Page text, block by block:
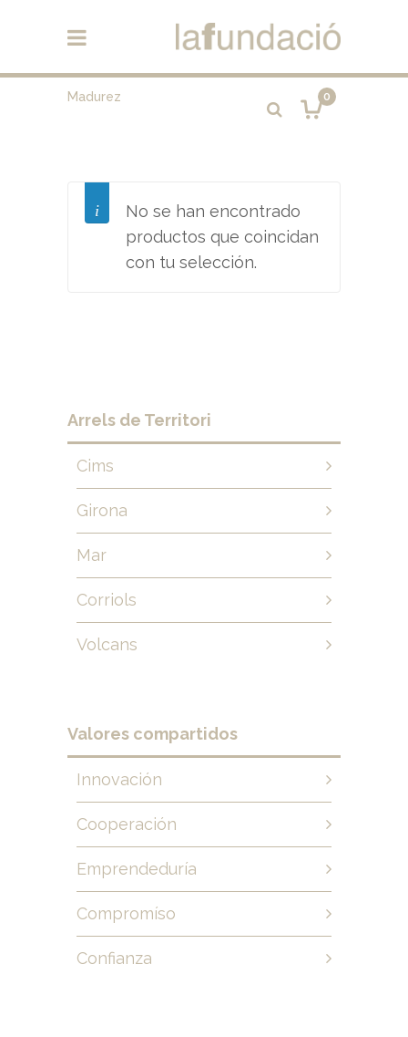
0
Madurez
No se han encontrado
productos que coincidan
con tu selección.
Arrels de Territori
Cims
Girona
Mar
Corriols
Volcans
Valores compartidos
Innovación
Cooperación
Emprendeduría
Compromíso
Confianza